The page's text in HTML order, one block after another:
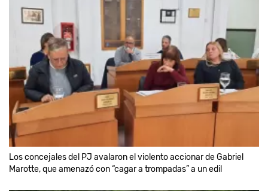
Los concejales del PJ avalaron el violento accionar de Gabriel
Marotte, que amenazó con “cagar a trompadas” a un edil